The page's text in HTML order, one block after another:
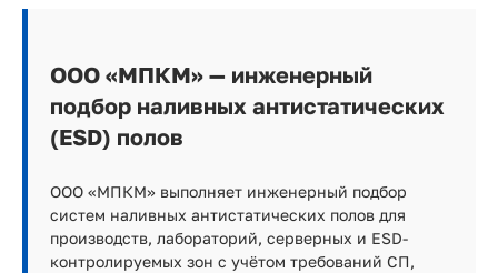
ООО «МПКМ» — инженерный
подбор наливных антистатических
(ESD) полов
ООО «МПКМ» выполняет инженерный подбор
систем наливных антистатических полов для
производств, лабораторий, серверных и ESD-
контролируемых зон с учётом требований СП,